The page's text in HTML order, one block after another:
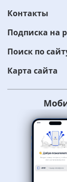
Контакты
Подписка на
Поиск по
Карта сайта